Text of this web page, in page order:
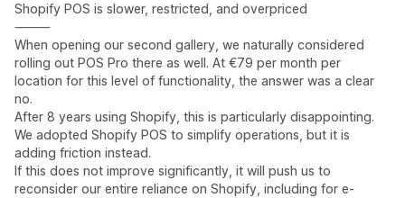
Shopify POS is slower, restricted, and overpriced
⸻
When opening our second gallery, we naturally considered
rolling out POS Pro there as well. At €79 per month per
location for this level of functionality, the answer was a clear
no.
After 8 years using Shopify, this is particularly disappointing.
We adopted Shopify POS to simplify operations, but it is
adding friction instead.
If this does not improve significantly, it will push us to
reconsider our entire reliance on Shopify, including for e-